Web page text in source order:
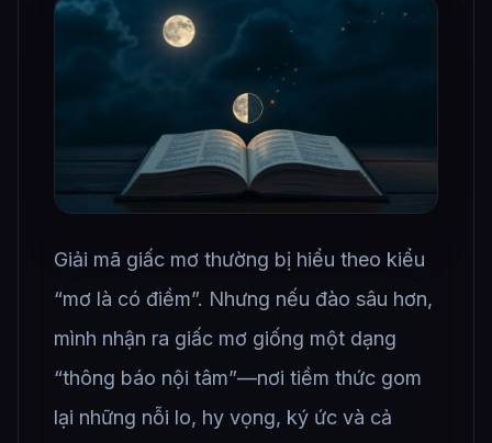
Giải mã giấc mơ thường bị hiểu theo kiểu
“mơ là có điềm”. Nhưng nếu đào sâu hơn,
mình nhận ra giấc mơ giống một dạng
“thông báo nội tâm”—nơi tiềm thức gom
lại những nỗi lo, hy vọng, ký ức và cả